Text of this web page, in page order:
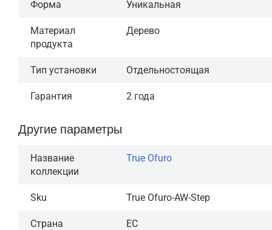
Форма Уникальная
Материал
продукта
Дерево
Тип установки Отдельностоящая
Гарантия 2 года
Другие параметры
Название
коллекции
True Ofuro
Sku True Ofuro-AW-Step
Страна
ЕС